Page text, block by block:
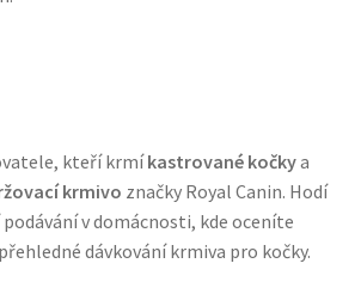
kteří krmíkastrované kočkya
krmivo značky Royal Canin. Hodí
v domácnosti, kde oceníte
dávkování krmiva pro kočky.